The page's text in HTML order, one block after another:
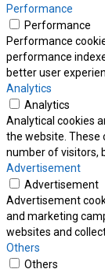
Performance
Performance
Performance
performance
better user
Analytics
Analytics
Analytical cookies
the website. These
number of visitors,
Advertisement
Advertisement
Advertisement
and marketing
websites and
Others
Others